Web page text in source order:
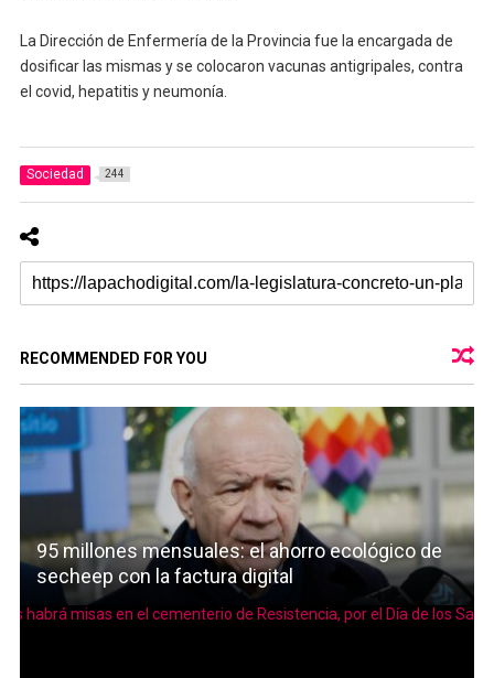
La Dirección de Enfermería de la Provincia fue la encargada de
dosificar las mismas y se colocaron vacunas antigripales, contra
el covid, hepatitis y neumonía.
Sociedad 244
RECOMMENDED FOR YOU
95 millones mensuales: el ahorro ecológico de
secheep con la factura digital